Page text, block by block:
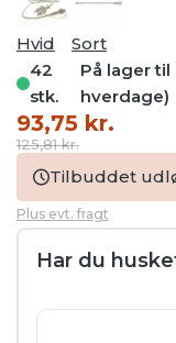
Hvid
Sort
42
stk.
På lager
hverdage)
125,81kr.
Den
oprindelige
pris
var:
125,81 kr..
93,75 kr.
Den
aktuelle
pris
er:
93,75 kr..
Tilbuddet
Plus evt. fragt
Har du